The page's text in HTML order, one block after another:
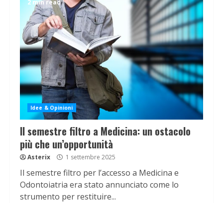
2 min read
Idee & Opinioni
Il semestre filtro a Medicina: un ostacolo
più che un’opportunità
Asterix 1 settembre 2025
Il semestre filtro per l’accesso a Medicina e
Odontoiatria era stato annunciato come lo
strumento per restituire...